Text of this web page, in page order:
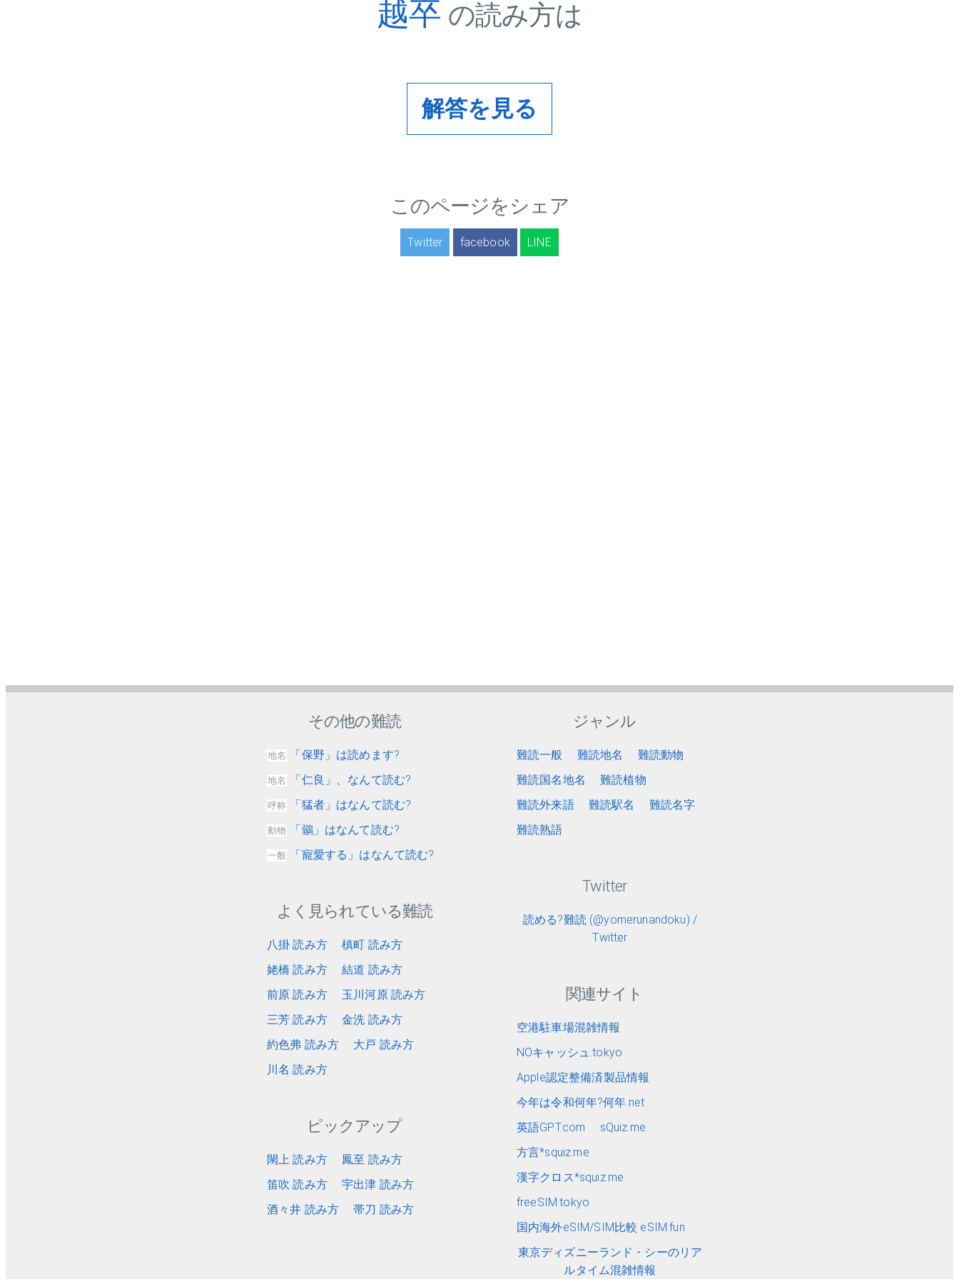
越卒 の読み方は
解答を見る
このページをシェア
Twitter facebook LINE
その他の難読
地名 「保野」は読めます?
地名 「仁良」、なんて読む?
呼称 「猛者」はなんて読む?
動物 「鶸」はなんて読む?
一般 「寵愛する」はなんて読む?
よく見られている難読
八掛 読み方
槙町 読み方
姥橋 読み方
結道 読み方
前原 読み方
玉川河原 読み方
三芳 読み方
金洗 読み方
約色弗 読み方
大戸 読み方
川名 読み方
ピックアップ
閖上 読み方
鳳至 読み方
笛吹 読み方
宇出津 読み方
酒々井 読み方
帯刀 読み方
ジャンル
難読一般 難読地名
難読動物
難読国名地名
難読植物
難読外来語
難読駅名
難読名字
難読熟語
Twitter
読める?難読 (@yomerunandoku) /
Twitter
関連サイト
空港駐車場混雑情報
NOキャッシュ.tokyo
Apple認定整備済製品情報
今年は令和何年?何年.net
英語GPT.com
sQuiz.me
方言*squiz.me
漢字クロス*squiz.me
freeSIM.tokyo
国内海外eSIM/SIM比較 eSIM.fun
東京ディズニーランド・シーのリア
ルタイム混雑情報